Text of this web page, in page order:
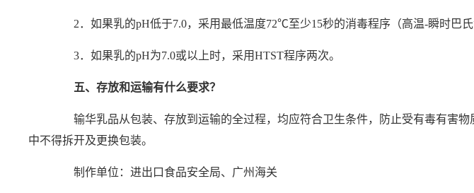
2．如果乳的pH低于7.0，采用最低温度72℃至少15秒的消毒程序（高温-瞬时巴氏
3．如果乳的pH为7.0或以上时，采用HTST程序两次。
五、存放和运输有什么要求？
输华乳品从包装、存放到运输的全过程，均应符合卫生条件，防止受有毒有害物
中不得拆开及更换包装。
制作单位：进出口食品安全局、广州海关